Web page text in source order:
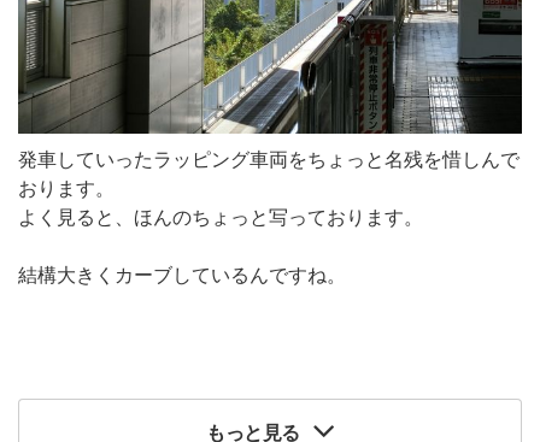
発車していったラッピング車両をちょっと名残を惜しんで
おります。
よく見ると、ほんのちょっと写っております。
結構大きくカーブしているんですね。
もっと見る